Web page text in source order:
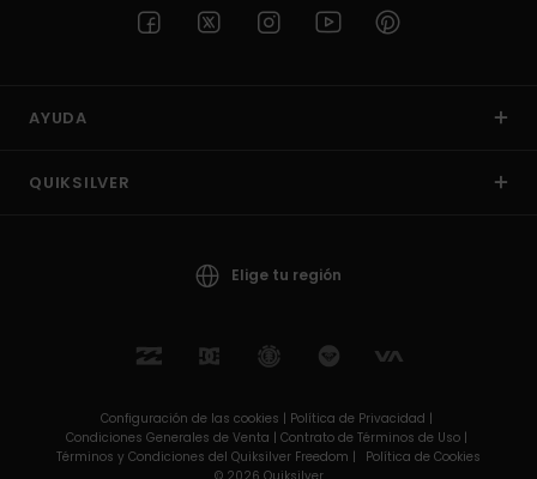
AYUDA
QUIKSILVER
Elige tu región
Configuración de las cookies | Política de Privacidad |
Condiciones Generales de Venta | Contrato de Términos de Uso |
Términos y Condiciones del Quiksilver Freedom |
Política de Cookies